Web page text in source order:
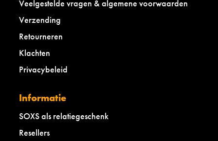
Veelgestelde vragen & algemene voorwaarden
Verzending
Retourneren
Klachten
Privacybeleid
Informatie
SOXS als relatiegeschenk
Resellers